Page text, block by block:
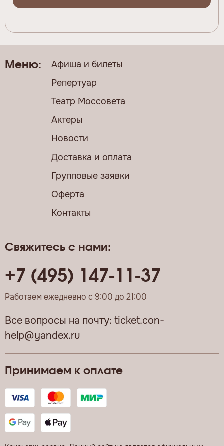
Принимаем к оплате
Свяжитесь с нами:
+7 (495) 147-11-37
Работаем ежедневно с 9:00 до 21:00
Все вопросы на почту: ticket.con-
help@yandex.ru
Меню:
Афиша и билеты
Репертуар
Театр Моссовета
Актеры
Новости
Доставка и оплата
Групповые заявки
Оферта
Контакты